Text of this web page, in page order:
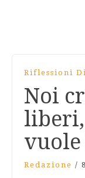
Riflessioni
Noi
liberi,
Redazione /